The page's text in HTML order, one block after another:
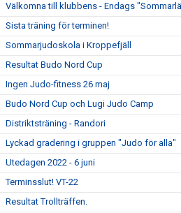
Välkomna till klubbens - Endags
Sista träning för terminen!
Sommarjudoskola i Kroppefjäll
Resultat Budo Nord Cup
Ingen Judo-fitness 26 maj
Budo Nord Cup och Lugi Judo Camp
Distriktsträning - Randori
Lyckad gradering i gruppen "Judo för alla"
Utedagen 2022 - 6 juni
Terminsslut! VT-22
Resultat Trollträffen.